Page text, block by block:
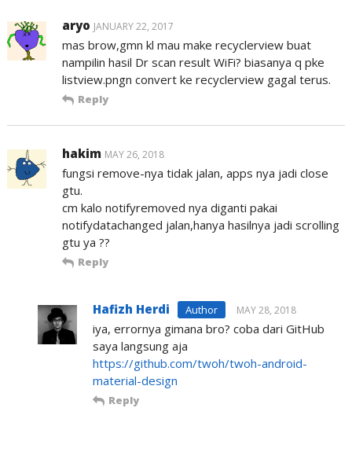
aryo JANUARY 22, 2017
mas brow,gmn kl mau make recyclerview buat
nampilin hasil Dr scan result WiFi? biasanya q pke
listview.pngn convert ke recyclerview gagal terus.
Reply
hakim MAY 26, 2018
fungsi remove-nya tidak jalan, apps nya jadi close
gtu.
cm kalo notifyremoved nya diganti pakai
notifydatachanged jalan,hanya hasilnya jadi scrolling
gtu ya ??
Reply
Hafizh Herdi MAY 28, 2018
iya, errornya gimana bro? coba dari GitHub
saya langsung aja
https://github.com/twoh/twoh-android-
material-design
Reply